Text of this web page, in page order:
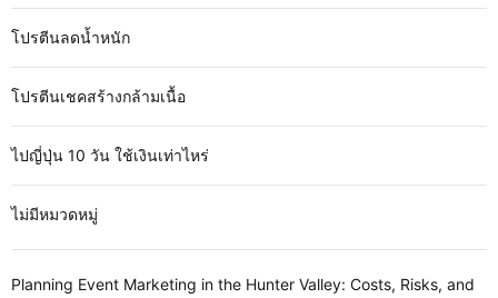
โปรตีนลดน้ำหนัก
โปรตีนเชคสร้างกล้ามเนื้อ
ไปญี่ปุ่น 10 วัน ใช้เงินเท่าไหร่
ไม่มีหมวดหมู่
Planning Event Marketing in the Hunter Valley: Costs, Risks, and